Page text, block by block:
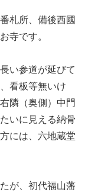
）
札所、備後西國
寺です。
い参道が延びて
看板等無いけ
隣（奥側）中門
いに見える納骨
には、六地蔵堂
が、初代福山藩